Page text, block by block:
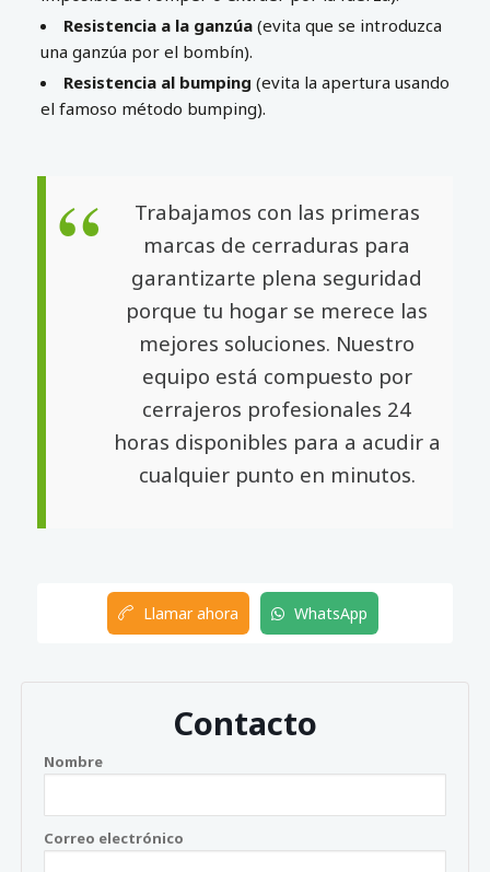
Resistencia a la ganzúa (evita que se introduzca
una ganzúa por el bombín).
Resistencia al bumping (evita la apertura usando
el famoso método bumping).
Trabajamos con las primeras
marcas de cerraduras para
garantizarte plena seguridad
porque tu hogar se merece las
mejores soluciones. Nuestro
equipo está compuesto por
cerrajeros profesionales 24
horas disponibles para a acudir a
cualquier punto en minutos.
Llamar ahora WhatsApp
Contacto
Nombre
Correo electrónico